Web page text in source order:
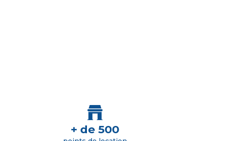
+ de 500